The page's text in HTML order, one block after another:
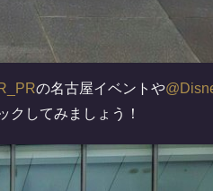
の名古屋イベントや
クしてみましょう！